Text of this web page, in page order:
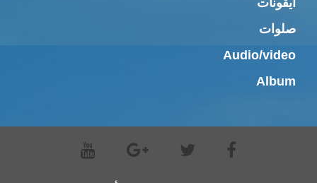
أيقونات
صلوات
Audio/video
Album